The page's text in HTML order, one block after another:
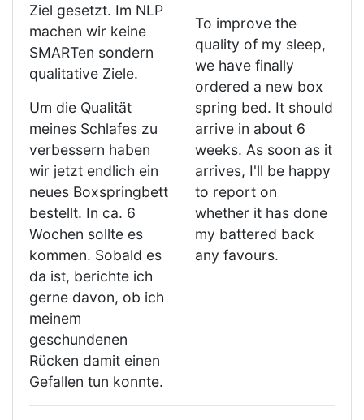
Ziel gesetzt. Im NLP
machen wir keine
SMARTen sondern
qualitative Ziele.
Um die Qualität
meines Schlafes zu
verbessern haben
wir jetzt endlich ein
neues Boxspringbett
bestellt. In ca. 6
Wochen sollte es
kommen. Sobald es
da ist, berichte ich
gerne davon, ob ich
meinem
geschundenen
Rücken damit einen
Gefallen tun konnte.
To improve the
quality of my sleep,
we have finally
ordered a new box
spring bed. It should
arrive in about 6
weeks. As soon as it
arrives, I'll be happy
to report on
whether it has done
my battered back
any favours.